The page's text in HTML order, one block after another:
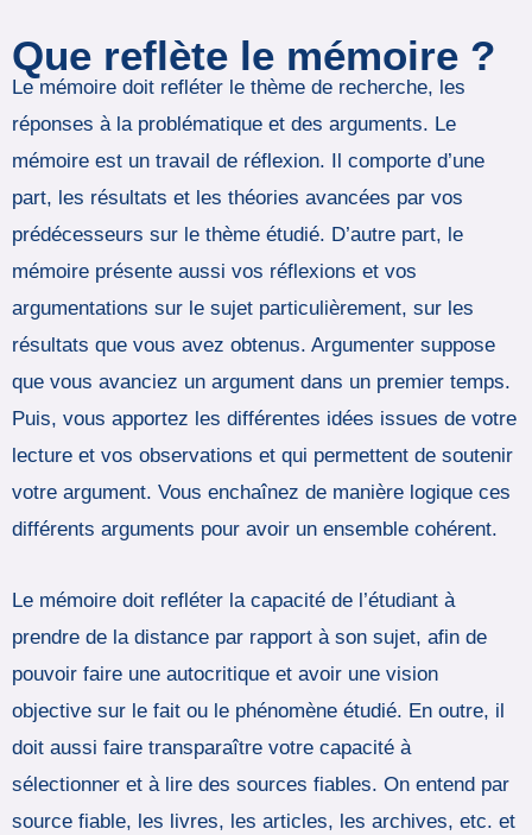
Que reflète le mémoire ?
Le mémoire doit refléter le thème de recherche, les
réponses à la problématique et des arguments. Le
mémoire est un travail de réflexion. Il comporte d’une
part, les résultats et les théories avancées par vos
prédécesseurs sur le thème étudié. D’autre part, le
mémoire présente aussi vos réflexions et vos
argumentations sur le sujet particulièrement, sur les
résultats que vous avez obtenus. Argumenter suppose
que vous avanciez un argument dans un premier temps.
Puis, vous apportez les différentes idées issues de votre
lecture et vos observations et qui permettent de soutenir
votre argument. Vous enchaînez de manière logique ces
différents arguments pour avoir un ensemble cohérent.
Le mémoire doit refléter la capacité de l’étudiant à
prendre de la distance par rapport à son sujet, afin de
pouvoir faire une autocritique et avoir une vision
objective sur le fait ou le phénomène étudié. En outre, il
doit aussi faire transparaître votre capacité à
sélectionner et à lire des sources fiables. On entend par
source fiable, les livres, les articles, les archives, etc. et